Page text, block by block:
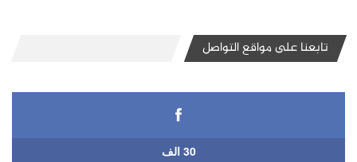
تابعنا على مواقع التواصل
30 الف